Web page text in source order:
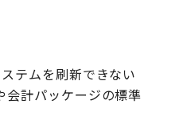
テムを刷新できない
会計パッケージの標準